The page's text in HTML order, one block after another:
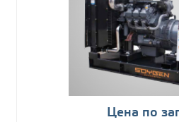
Цена по